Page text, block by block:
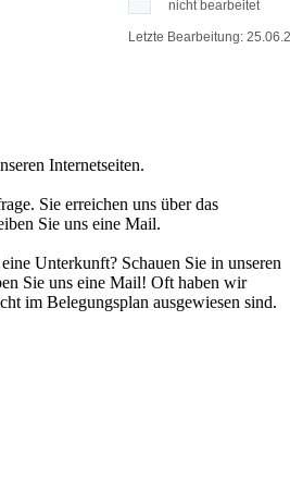
Internetseiten.
Sie erreichen uns über das
Sie uns eine Mail.
Unterkunft? Schauen Sie in unseren
Sie uns eine Mail! Oft haben wir
im Belegungsplan ausgewiesen sind.